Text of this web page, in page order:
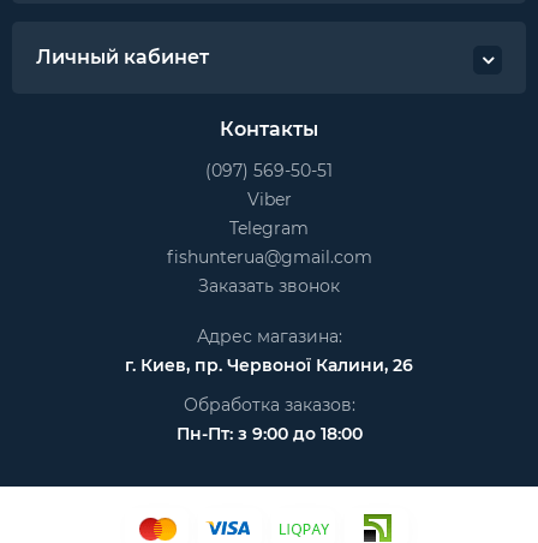
Личный кабинет
Контакты
(097) 569-50-51
Viber
Telegram
fishunterua@gmail.com
Заказать звонок
Адрес магазина:
г. Киев, пр. Червоної Калини, 26
Обработка заказов:
Пн-Пт: з 9:00 до 18:00